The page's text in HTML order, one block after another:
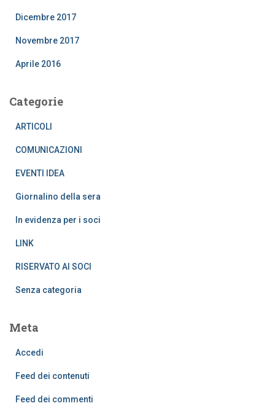
Dicembre 2017
Novembre 2017
Aprile 2016
Categorie
ARTICOLI
COMUNICAZIONI
EVENTI IDEA
Giornalino della sera
In evidenza per i soci
LINK
RISERVATO AI SOCI
Senza categoria
Meta
Accedi
Feed dei contenuti
Feed dei commenti